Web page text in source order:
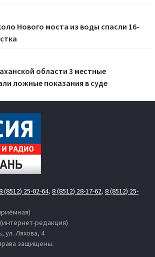
Нового моста из воды спасли 16-
области 3 местные
ложные показания в суде
(8512) 25-02-64, 8 (8512) 28-17-62, 8 (8512) 25-
(интернет-редакция)
ул. Ляхова, 4
защищены.